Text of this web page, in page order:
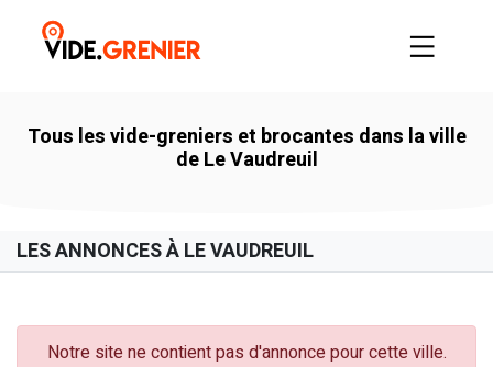
Tous les vide-greniers et brocantes dans la ville
de Le Vaudreuil
LES ANNONCES À LE VAUDREUIL
Notre site ne contient pas d'annonce pour cette ville.